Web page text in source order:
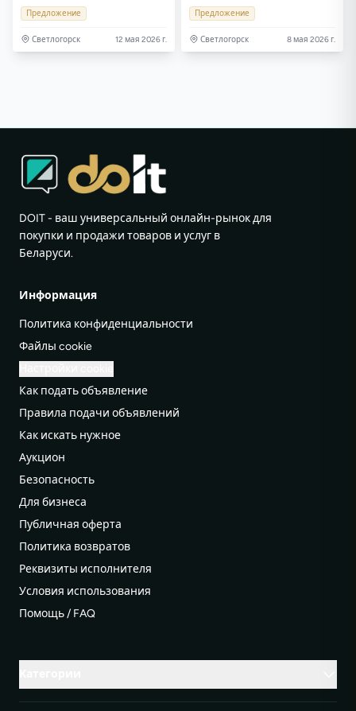
Предложение
Светлогорск 12 мая 2026 г.
Предложение
Светлогорск 8 мая 2026 г.
DOIT - ваш универсальный онлайн-рынок для
покупки и продажи товаров и услуг в
Беларуси.
Информация
Политика конфиденциальности
Файлы cookie
Как подать объявление
Правила подачи объявлений
Как искать нужное
Аукцион
Безопасность
Для бизнеса
Публичная оферта
Политика возвратов
Реквизиты исполнителя
Условия использования
Помощь / FAQ